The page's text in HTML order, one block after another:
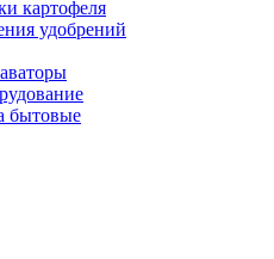
картофеля
удобрений
бытовые